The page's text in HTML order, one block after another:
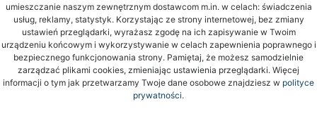
umieszczanie naszym zewnętrznym dostawcom m.in. w celach: świadczenia
usług, reklamy, statystyk. Korzystając ze strony internetowej, bez zmiany
ustawień przeglądarki, wyrażasz zgodę na ich zapisywanie w Twoim
urządzeniu końcowym i wykorzystywanie w celach zapewnienia poprawnego i
bezpiecznego funkcjonowania strony. Pamiętaj, że możesz samodzielnie
zarządzać plikami cookies, zmieniając ustawienia przeglądarki. Więcej
informacji o tym jak przetwarzamy Twoje dane osobowe znajdziesz w polityce
prywatności.